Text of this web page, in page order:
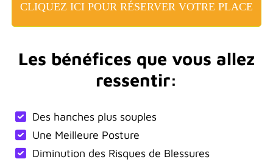
CLIQUEZ ICI POUR RÉSERVER VOTRE PLACE
Les bénéfices que vous allez
ressentir:
Des hanches plus souples
Une Meilleure Posture
Diminution des Risques de Blessures